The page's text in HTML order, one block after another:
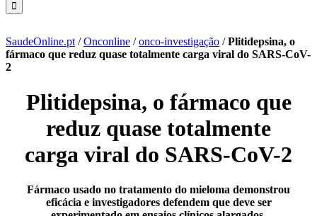
SaudeOnline.pt /Onconline /onco-investigação /Plitidepsina, o
fármaco que reduz quase totalmente carga viral do SARS-CoV-
2
Plitidepsina, o fármaco que
reduz quase totalmente
carga viral do SARS-CoV-2
Fármaco usado no tratamento do mieloma demonstrou
eficácia e investigadores defendem que deve ser